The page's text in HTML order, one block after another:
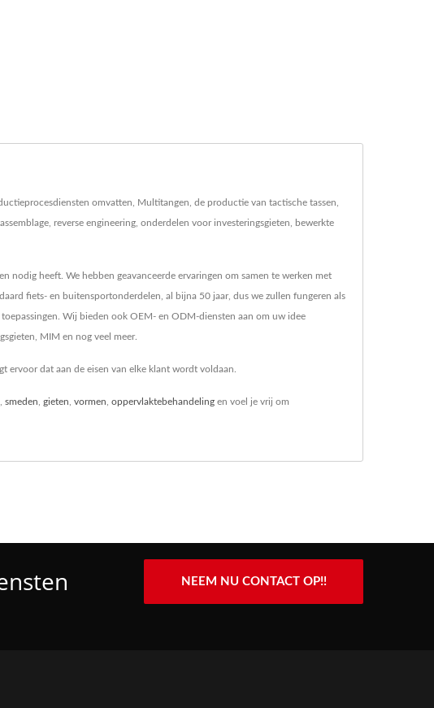
omvatten, Multitangen, de productie van tactische tassen,
reverse engineering, onderdelen voor investeringsgieten, bewerkte
nodig heeft. We hebben geavanceerde ervaringen om samen te werken met
fiets- en buitensportonderdelen, al bijna 50 jaar, dus we zullen fungeren als
Wij bieden ook OEM- en ODM-diensten aan om uw idee
MIM en nog veel meer.
ervoor dat aan de eisen van elke klant wordt voldaan.
smeden gieten vormen oppervlaktebehandeling en voel je vrij om
NEEM NU CONTACT OP!!